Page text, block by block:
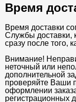
Время
Время доставки
Службы доставки,
сразу после того,
Внимание!
неточный или
дополнительной
проверяйте Ваши
оформлении
регистрационных